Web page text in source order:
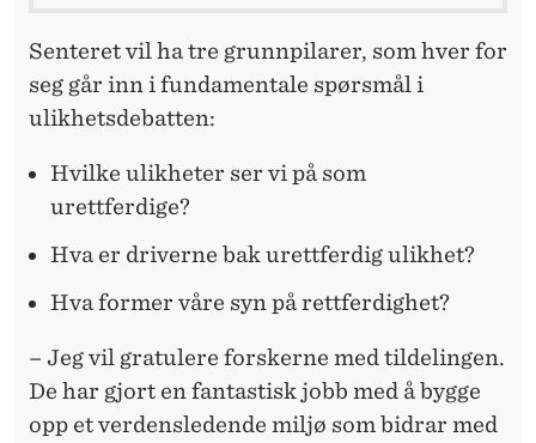
Senteret vil ha tre grunnpilarer, som hver for
seg går inn i fundamentale spørsmål i
ulikhetsdebatten:
Hvilke ulikheter ser vi på som
urettferdige?
Hva er driverne bak urettferdig ulikhet?
Hva former våre syn på rettferdighet?
– Jeg vil gratulere forskerne med tildelingen.
De har gjort en fantastisk jobb med å bygge
opp et verdensledende miljø som bidrar med